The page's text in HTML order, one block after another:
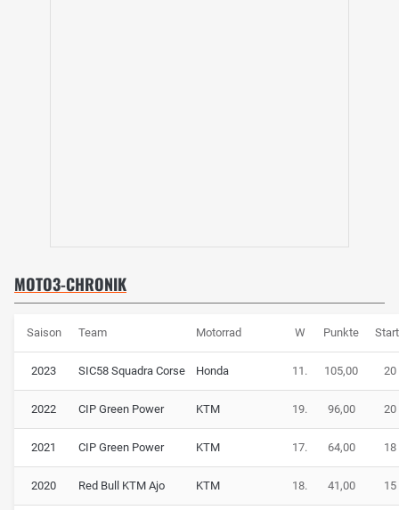
MOTO3-CHRONIK
Saison Team Motorrad W Punkte
2023 SIC58 Squadra Corse Honda 11. 105,00 20
2022 CIP Green Power KTM 19. 96,00 20
2021 CIP Green Power KTM 17. 64,00 18
2020 Red Bull KTM Ajo KTM 18. 41,00 15